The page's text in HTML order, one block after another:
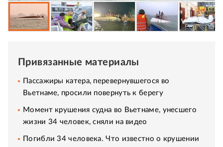
Привязанные материалы
Пассажиры катера, перевернувшегося во
Вьетнаме, просили повернуть к берегу
Момент крушения судна во Вьетнаме, унесшего
жизни 34 человек, сняли на видео
Погибли 34 человека. Что известно о крушении